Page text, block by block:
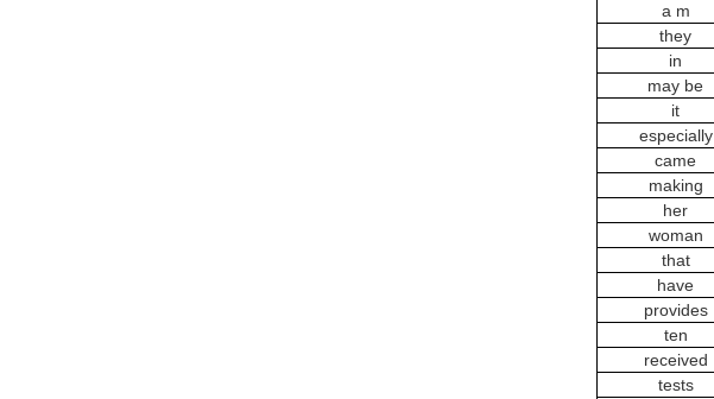
a m
they
in
may be
it
especially
came
making
her
woman
that
have
provides
ten
received
tests